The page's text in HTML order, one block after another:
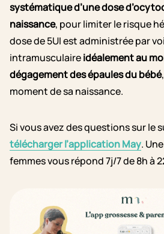
systématique d’une dose
naissance, pour limiter le risque
dose de 5UI est administrée par
intramusculaireidéalement au
dégagement des épaules du bébé
moment de sa naissance.
Si vous avez des questions sur le
télécharger l’application May.
femmes vous répond 7j/7 de 8h à